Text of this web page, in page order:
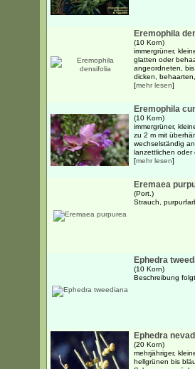
Eremophila
(10 Korn)
immergrüner,
glatten oder
angeordneten,
dicken,
[mehr lesen]
Eremophila
(10 Korn)
immergrüner,
zu 2 m mit
wechselständig
lanzettlichen oder
[mehr lesen]
Eremaea
(Port.)
Strauch,
Ephedra
(10 Korn)
Beschreibung
Ephedra
(20 Korn)
mehrjähriger,
hellgrünen bis